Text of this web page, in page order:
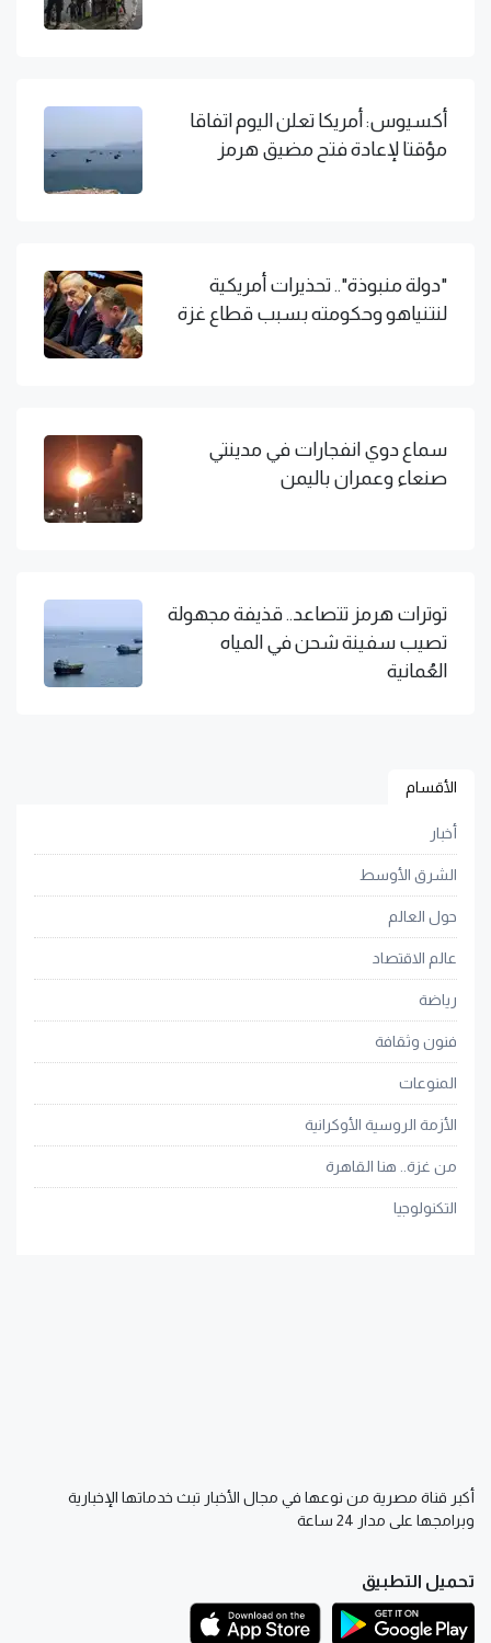
أكسيوس: أمريكا تعلن اليوم اتفاقا
مؤقتا لإعادة فتح مضيق هرمز
"دولة منبوذة".. تحذيرات أمريكية
لنتنياهو وحكومته بسبب قطاع غزة
سماع دوي انفجارات في مدينتي
صنعاء وعمران باليمن
توترات هرمز تتصاعد.. قذيفة مجهولة
تصيب سفينة شحن في المياه
العُمانية
الأقسام
أخبار
الشرق الأوسط
حول العالم
عالم الاقتصاد
رياضة
فنون وثقافة
المنوعات
الأزمة الروسية الأوكرانية
من غزة.. هنا القاهرة
التكنولوجيا
أكبر قناة مصرية من نوعها في مجال الأخبار تبث خدماتها الإخبارية
وبرامجها على مدار 24 ساعة
تحميل التطبيق